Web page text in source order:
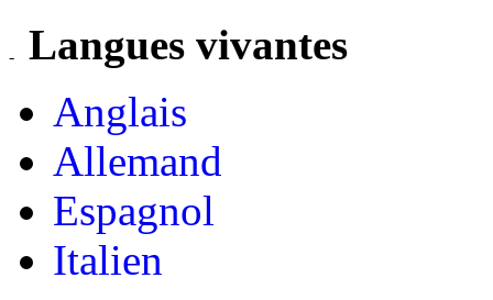
Langues vivantes
Anglais
Allemand
Espagnol
Italien